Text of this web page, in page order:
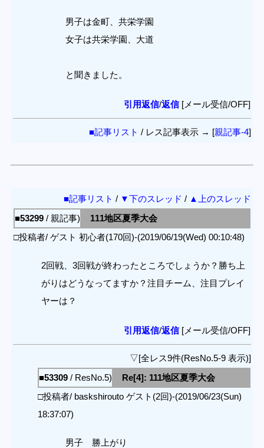
男子は金町、共栄学園
女子は共栄学園、大道
と聞きました。
引用返信/返信[メール受信/OFF]
■記事リスト / レス記事表示 → [親記事-4]
■記事リスト / ▼下のスレッド / ▲上のスレッド
■53299 / 親記事)
111地区夏季大会
□投稿者/ ゲスト 初心者(170回)-(2019/06/19(Wed) 00:10:48)
2回戦、3回戦が終わったところでしょうか？勝ち上
がりはどうなってますか？注目チーム、注目プレイ
ヤーは？
引用返信/返信[メール受信/OFF]
▽[全レス9件(ResNo.5-9 表示)]
■53309 / ResNo.5)
Re[4]: 111地区夏季大会
□投稿者/ baskshirouto ゲスト(2回)-(2019/06/23(Sun)
18:37:07)
男子 勝上がり